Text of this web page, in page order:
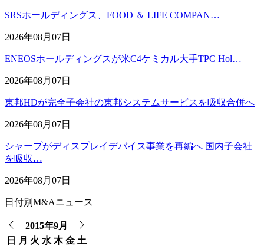
SRSホールディングス、FOOD ＆ LIFE COMPAN…
2026年08月07日
ENEOSホールディングスが米C4ケミカル大手TPC Hol…
2026年08月07日
東邦HDが完全子会社の東邦システムサービスを吸収合併へ
2026年08月07日
シャープがディスプレイデバイス事業を再編へ 国内子会社
を吸収…
2026年08月07日
日付別M&Aニュース
2015年9月
日 月 火 水 木 金 土